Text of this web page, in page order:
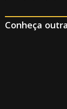
Conheça